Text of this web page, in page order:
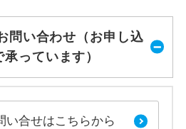
問い合わせ（お申し込
っています）
い合せはこちらから